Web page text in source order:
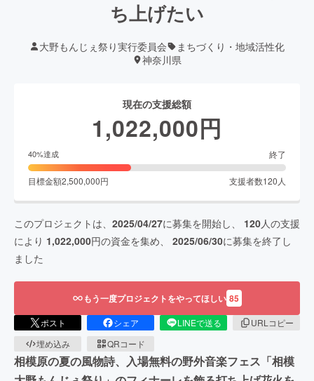
ち上げたい
大野もんじぇ祭り実行委員会
まちづくり・地域活性化
神奈川県
現在の支援総額
1,022,000円
40%達成 終了
目標金額2,500,000円 支援者数120 人
このプロジェクトは、 2025/04/27に募集を開始し、 120人の支援
により 1,022,000円の資金を集め、 2025/06/30に募集を終了し
ました
もう一度プロジェクトをやってほしい 85
ポスト シェア LINEで送る
URLコピー
埋め込み
QRコード
相模原の夏の風物詩、入場無料の野外音楽フェス「相模